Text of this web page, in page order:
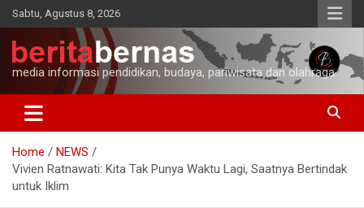
Skip
to
content
Sabtu, Agustus 8, 2026
media informasi pendidikan, budaya, pariwisata dan olahraga
Home
NEWS
Vivien Ratnawati: Kita Tak Punya Waktu Lagi, Saatnya Bertindak
untuk Iklim